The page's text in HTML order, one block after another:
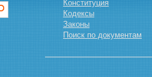
Конституция
Кодексы
Законы
Поиск по документам